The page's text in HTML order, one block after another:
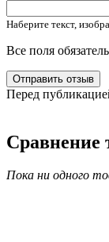
Наберите текст,
Все поля
Перед
Сравнение
Пока ни одного